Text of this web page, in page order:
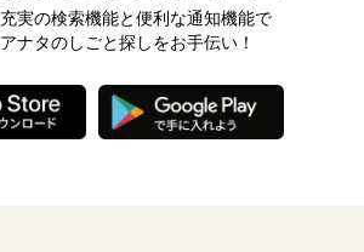
充実の検索機能と便利な通知機能で
アナタのしごと探しをお手伝い！